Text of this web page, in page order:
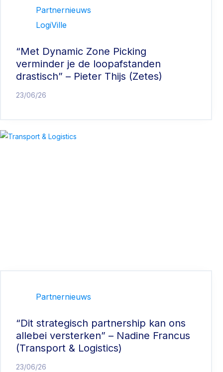
Partnernieuws
LogiVille
“Met Dynamic Zone Picking
verminder je de loopafstanden
drastisch” – Pieter Thijs (Zetes)
23/06/26
Partnernieuws
“Dit strategisch partnership kan ons
allebei versterken” – Nadine Francus
(Transport & Logistics)
23/06/26